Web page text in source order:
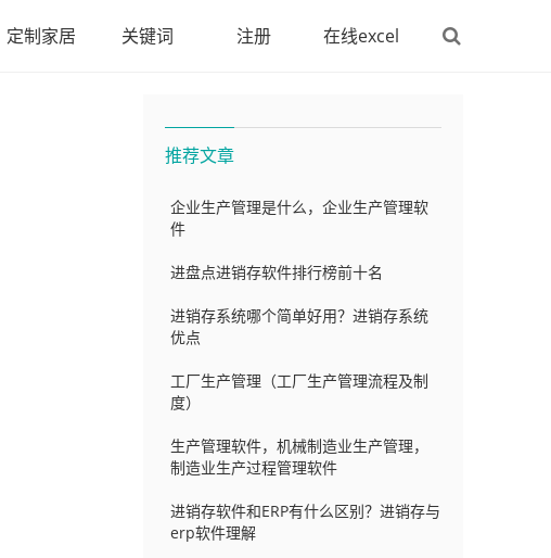
定制家居 关键词 注册 在线excel
推荐文章
企业生产管理是什么，企业生产管理软
件
进盘点进销存软件排行榜前十名
进销存系统哪个简单好用？进销存系统
优点
工厂生产管理（工厂生产管理流程及制
度）
生产管理软件，机械制造业生产管理，
制造业生产过程管理软件
进销存软件和ERP有什么区别？进销存与
erp软件理解